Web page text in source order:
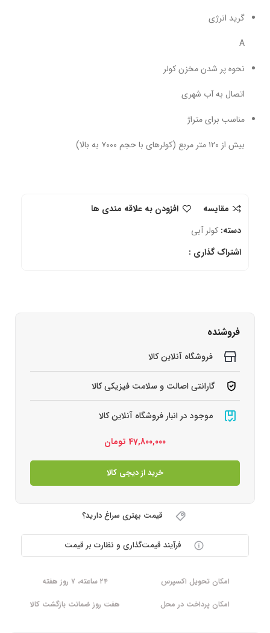
گرید انرژی
A
نحوه پر شدن مخزن کولر
اتصال به آب شهری
مناسب برای متراژ
بیش از ۱۲۰ متر مربع (کولرهای با حجم ۷۰۰۰ به بالا)
مقایسه
افزودن به علاقه مندی ها
دسته: کولر آبی
اشتراک گذاری :
فروشنده
فروشگاه آنلاین کالا
گارانتی اصالت و سلامت فیزیکی کالا
موجود در انبار فروشگاه آنلاین کالا
47,800,000 تومان
خرید از دیجی کالا
قیمت بهتری سراغ دارید؟
فرآیند قیمت‌گذاری و نظارت بر قیمت
امکان تحویل اکسپرس
۲۴ ساعته، ۷ روز هفته
امکان پرداخت در محل
هفت روز ضمانت بازگشت کالا